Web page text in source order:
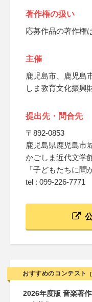
著作権の扱い
応募作品の著作権
主催
鹿児島市、鹿児島
しま教育文化振興
提出先・問合先
〒892-0853
鹿児島県鹿児島市
かごしま近代文学
「子どもたちに
tel : 099-226-7771
おすすめのコンテスト
2026年度版 音楽著